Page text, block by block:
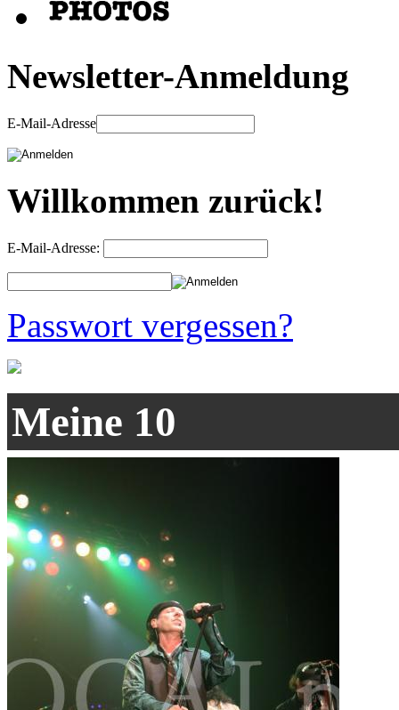
Newsletter-Anmeldung
E-Mail-Adresse
Willkommen zurück!
E-Mail-Adresse:
Passwort vergessen?
Meine 10